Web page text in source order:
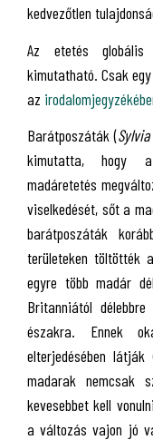
kedvezőtlen
Az etetés
kimutatható. Csak
az
Barátposzáták (
kimutatta, hogy
madáretetés
viselkedését, sőt a
barátposzáták
területeken töltötték
egyre több madár
Britanniától
északra. Ennek
elterjedésében
madarak nemcsak
kevesebbet kell
a változás vajon jó